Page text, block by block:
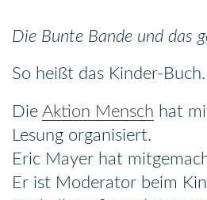
Die Bunte Bande und das
So heißt das Kinder-Buch.
Die Aktion Mensch hat
Lesung organisiert.
Eric Mayer hat
Er ist Moderator beim